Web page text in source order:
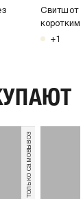
Свитшот
+1
только самовывоз